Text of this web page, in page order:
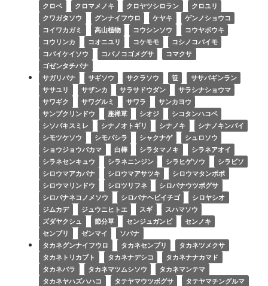
クロベ
クロマメノキ クロヤツシロラン
クロユリ
クワガタソウ
グンナイフウロ ケヤキ
ゲンノショウコ
コイワカガミ
高山植物 コウシンソウ
コウヤボウキ
コウリンカ
コオニユリ コケモモ
コシノコバイモ
コバイケイソウ
コバノコゴメグサ
コマクサ
ゴゼンタチバナ
サガリバナ
サギソウ サクラソウ 笹
ササバギンラン
ササユリ
サザンカ サラサドウダン
サラシナショウマ
サワギク
サワグルミ サワラ
サンカヨウ
サンプクリンドウ
座禅草 シオジ
シコタンハコベ
シソバキスミレ
シナノオトギリ シナノキ
シナノキンバイ
シモツケソウ
シモバシラ シャクナゲ
シュロソウ
ショウジョウバカマ
白樺 シラタマノキ
シラネアオイ
シラネセンキュウ
シラネニンジン シラヒゲソウ
シラビソ
シロウマアカバナ
シロウマアサツキ
シロウマタンポポ
シロウマリンドウ
シロツリフネ
シロバナウツボグサ
シロバナネコノメソウ
シロバナヘビイチゴ
シロヤシオ
ジムカデ
ジュウニヒトエ スギ
スハマソウ
ズダヤクシュ
節分草 センジュガンピ
センノキ
センブリ
ゼンマイ
ソバナ
タカネグンナイフウロ
タカネセンブリ
タカネツメクサ
タカネトリカブト
タカネナデシコ
タカネナナカマド
タカネバラ
タカネマツムシソウ
タカネマンテマ
タカネヤハズハハコ
タテヤマウツボグサ
タテヤマチングルマ